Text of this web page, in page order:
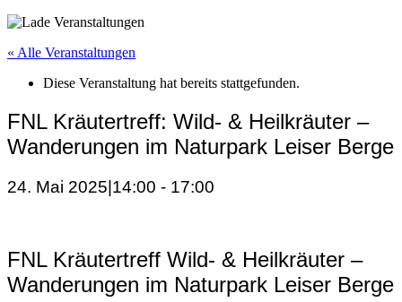
« Alle Veranstaltungen
Diese Veranstaltung hat bereits stattgefunden.
FNL Kräutertreff: Wild- & Heilkräuter –
Wanderungen im Naturpark Leiser Berge
24. Mai 2025|14:00 - 17:00
FNL Kräutertreff Wild- & Heilkräuter –
Wanderungen im Naturpark Leiser Berge